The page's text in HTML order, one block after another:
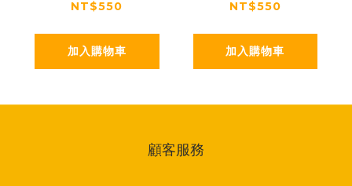
NT$550
加入購物車
套
NT$550
加入購物車
顧客服務